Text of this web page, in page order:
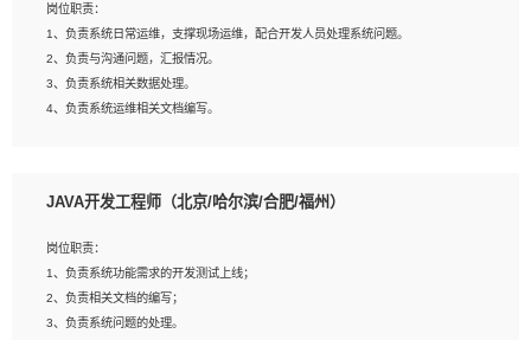
征，可独立提出完整的优化方案,并推动方案执行达成结果；熟练使用PPT、
WORD、EXCEL等办公软件；
3、深入理解公司各项AI产品和技术信息；具有较强的文档编写能力，能独立撰写
PPT、方案建议书等，面试时需携带个人制作的专业PPT文件进行展示。
岗位职责：
1、负责系统日常运维，支撑现场运维，配合开发人员处理系统问题。
2、负责与沟通问题，汇报情况。
3、负责系统相关数据处理。
4、负责系统运维相关文档编写。
岗位要求：
2、精通linux命令。
3、熟悉oracle、mysql 数据库。
4、善于沟通，具有良好的团队合作精神和协作能力。
5、必须有实际的生产环境系统维护经验。
JAVA开发工程师（北京/哈尔滨/合肥/福州）
岗位职责：
1、负责系统功能需求的开发测试上线；
2、负责相关文档的编写；
3、负责系统问题的处理。